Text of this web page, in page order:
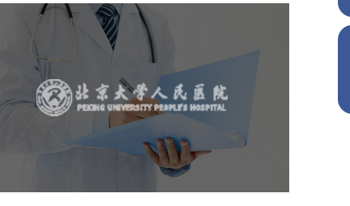
北京大学人民医院
医院
医院网站建设
定制开发 网站代运营